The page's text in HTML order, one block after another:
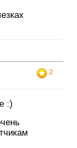
2
:)